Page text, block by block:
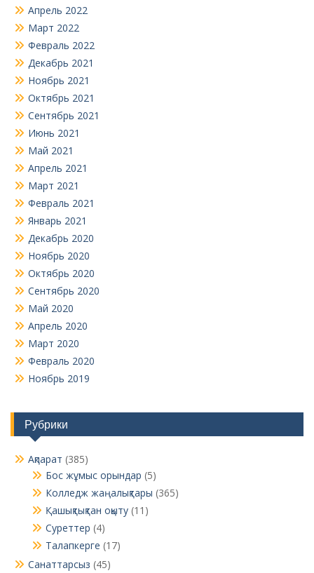
Апрель 2022
Март 2022
Февраль 2022
Декабрь 2021
Ноябрь 2021
Октябрь 2021
Сентябрь 2021
Июнь 2021
Май 2021
Апрель 2021
Март 2021
Февраль 2021
Январь 2021
Декабрь 2020
Ноябрь 2020
Октябрь 2020
Сентябрь 2020
Май 2020
Апрель 2020
Март 2020
Февраль 2020
Ноябрь 2019
Рубрики
Ақпарат (385)
Бос жұмыс орындар (5)
Колледж жаңалықтары (365)
Қашықтықтан оқыту (11)
Суреттер (4)
Талапкерге (17)
Санаттарсыз (45)